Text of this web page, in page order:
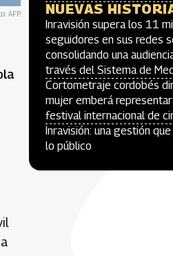
AFP NUEVAS
Inravisión supera los 11
seguidores en sus redes
consolidando una
través del Sistema de
Cortometraje cordobés
mujer emberá
festival internacional de
Inravisión: una gestión
lo público